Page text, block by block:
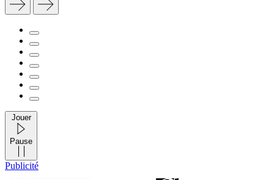
Jouer
Pause
Publicité